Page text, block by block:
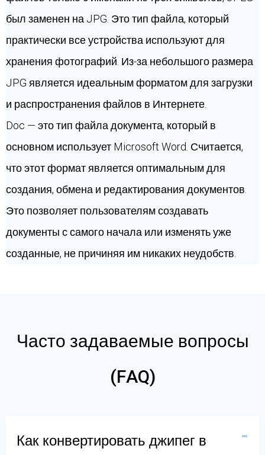
был заменен на JPG. Это тип файла, который
практически все устройства используют для
хранения фотографий. Из-за небольшого размера
JPG является идеальным форматом для загрузки
и распространения файлов в Интернете.
Doc — это тип файла документа, который в
основном использует Microsoft Word. Считается,
что этот формат является оптимальным для
создания, обмена и редактирования документов.
Это позволяет пользователям создавать
документы с самого начала или изменять уже
созданные, не причиняя им никаких неудобств.
Часто задаваемые вопросы
(FAQ)
Как конвертировать джипег в